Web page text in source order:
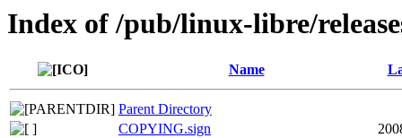
Index of /pub/linux-libre/
Name
Parent Directory
COPYING.sign